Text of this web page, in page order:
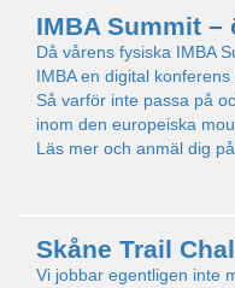
IMBA Summit
Då vårens fysiska IMBA
IMBA en digital
Så varför inte passa på
inom den europeiska
Läs mer och anmäl dig
Skåne Trail
Vi jobbar egentligen inte